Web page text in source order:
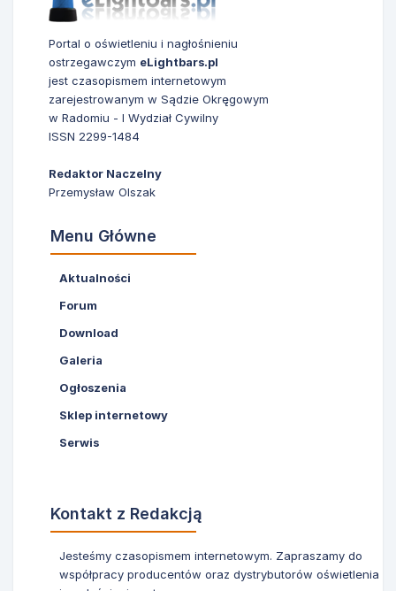
Portal o oświetleniu i nagłośnieniu
ostrzegawczym eLightbars.pl
jest czasopismem internetowym
zarejestrowanym w Sądzie Okręgowym
w Radomiu - I Wydział Cywilny
ISSN 2299-1484
Redaktor Naczelny
Przemysław Olszak
Menu Główne
Aktualności
Forum
Download
Galeria
Ogłoszenia
Sklep internetowy
Serwis
Kontakt z Redakcją
Jesteśmy czasopismem internetowym. Zapraszamy do
współpracy producentów oraz dystrybutorów oświetlenia